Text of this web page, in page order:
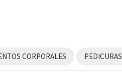
CORPORALES PEDICURAS